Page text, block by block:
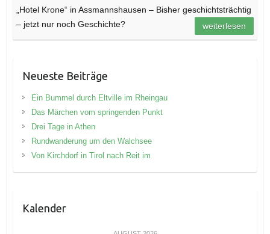
„Hotel Krone“ in Assmannshausen – Bisher geschichtsträchtig
– jetzt nur noch Geschichte?
weiterlesen
Neueste Beiträge
Ein Bummel durch Eltville im Rheingau
Das Märchen vom springenden Punkt
Drei Tage in Athen
Rundwanderung um den Walchsee
Von Kirchdorf in Tirol nach Reit im
Kalender